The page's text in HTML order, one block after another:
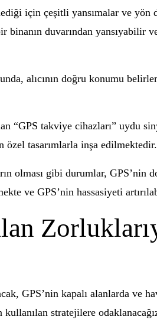
için çeşitli yansımalar ve yön
duvarından yansıyabilir
alıcının doğru konumu
“GPS takviye cihazları” uydu
özel tasarımlarla inşa edilmektedir.
olması gibi durumlar, GPS’nin
ve GPS’nin hassasiyeti
GPS’nin kapalı alanlarda ve
stratejilere